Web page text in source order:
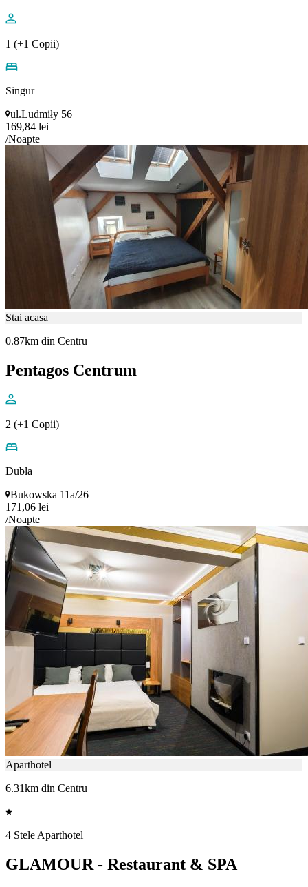
1 (+1 Copii)
Singur
ul.Ludmiły 56
169,84 lei
/Noapte
Stai acasa
0.87km din Centru
Pentagos Centrum
2 (+1 Copii)
Dubla
Bukowska 11a/26
171,06 lei
/Noapte
Aparthotel
6.31km din Centru
4 Stele Aparthotel
GLAMOUR - Restaurant & SPA